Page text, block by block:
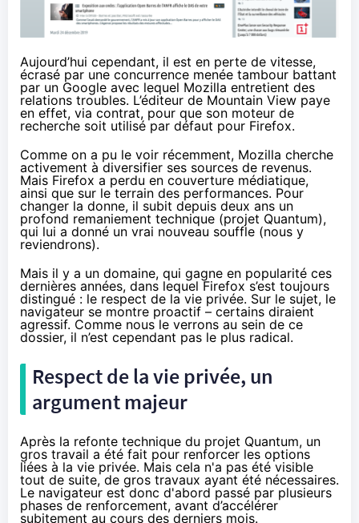
Aujourd’hui cependant, il est en perte de vitesse,
écrasé par une concurrence menée tambour battant
par un Google avec lequel Mozilla entretient des
relations troubles. L’éditeur de Mountain View paye
en effet, via contrat, pour que son moteur de
recherche soit utilisé par défaut pour Firefox.
Comme on a pu le voir récemment, Mozilla cherche
activement à diversifier ses sources de revenus.
Mais Firefox a perdu en couverture médiatique,
ainsi que sur le terrain des performances. Pour
changer la donne, il subit depuis deux ans un
profond remaniement technique (projet Quantum),
qui lui a donné un vrai nouveau souffle (nous y
reviendrons).
Mais il y a un domaine, qui gagne en popularité ces
dernières années, dans lequel Firefox s’est toujours
distingué : le respect de la vie privée. Sur le sujet, le
navigateur se montre proactif – certains diraient
agressif. Comme nous le verrons au sein de ce
dossier, il n’est cependant pas le plus radical.
Respect de la vie privée, un
argument majeur
Après la refonte technique du projet Quantum, un
gros travail a été fait pour renforcer les options
liées à la vie privée. Mais cela n'a pas été visible
tout de suite, de gros travaux ayant été nécessaires.
Le navigateur est donc d'abord passé par plusieurs
phases de renforcement, avant d’accélérer
subitement au cours des derniers mois.